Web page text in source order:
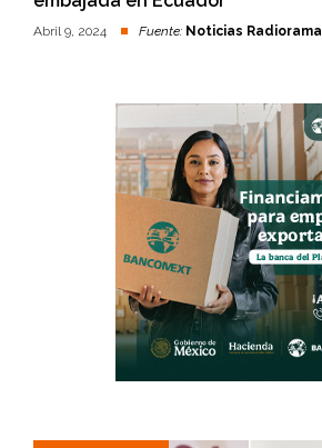
Abril 9, 2024 Fuente: Noticias Radiorama